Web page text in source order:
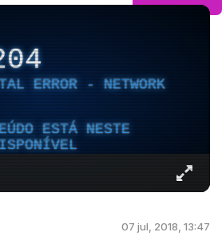
ERROR - NETWORK
ESTÁ NESTE
07 jul, 2018, 13:47